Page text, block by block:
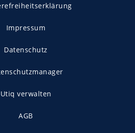
Impressum
Datenschutz
Utiq verwalten
AGB